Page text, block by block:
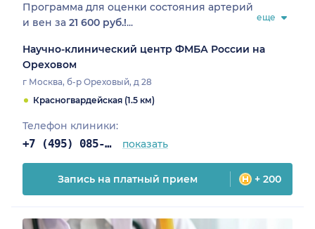
Программа для оценки состояния артерий
и вен за 21 600 руб.!... еще
Научно-клинический центр ФМБА России на
Ореховом
г Москва, б-р Ореховый, д 28
Красногвардейская (1.5 км)
Телефон клиники:
+7 (495) 085-25-03 показать
Запись на платный прием + 200